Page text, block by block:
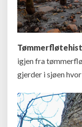
igjen fra
gjerder i sjøen